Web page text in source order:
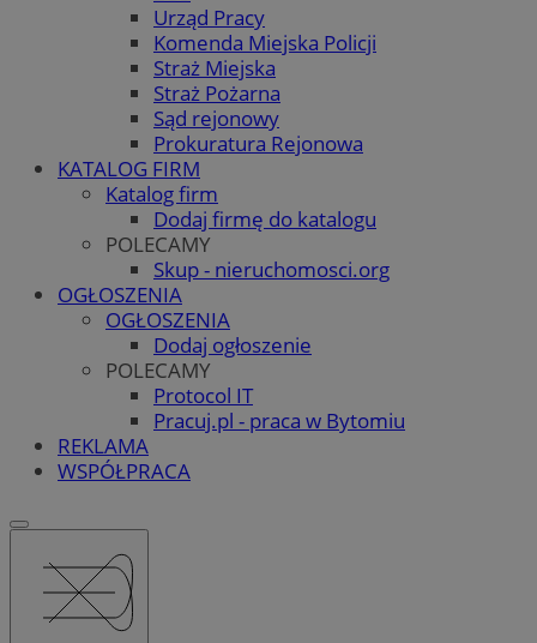
Urząd Pracy
Komenda Miejska Policji
Straż Miejska
Straż Pożarna
Sąd rejonowy
Prokuratura Rejonowa
KATALOG FIRM
Katalog firm
Dodaj firmę do katalogu
POLECAMY
Skup - nieruchomosci.org
OGŁOSZENIA
OGŁOSZENIA
Dodaj ogłoszenie
POLECAMY
Protocol IT
Pracuj.pl - praca w Bytomiu
REKLAMA
WSPÓŁPRACA